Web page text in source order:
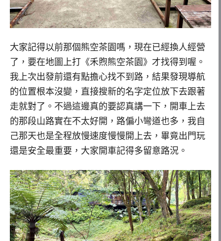
大家記得以前那個熊空茶園嗎，現在已經換人經營
了，要在地圖上打《禾煦熊空茶園》才找得到喔。
我上次出發前還有點擔心找不到路，結果發現導航
的位置根本沒變，直接搜新的名字定位放下去跟著
走就對了。不過這邊真的要認真講一下，開車上去
的那段山路實在不太好開，路偏小彎道也多，我自
己那天也是全程放慢速度慢慢開上去，畢竟出門玩
還是安全最重要，大家開車記得多留意路況。